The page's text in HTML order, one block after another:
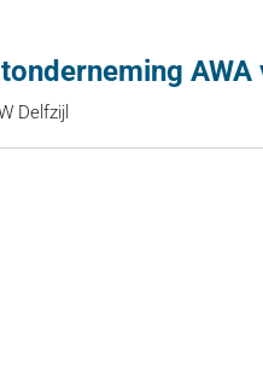
AWA
Delfzijl